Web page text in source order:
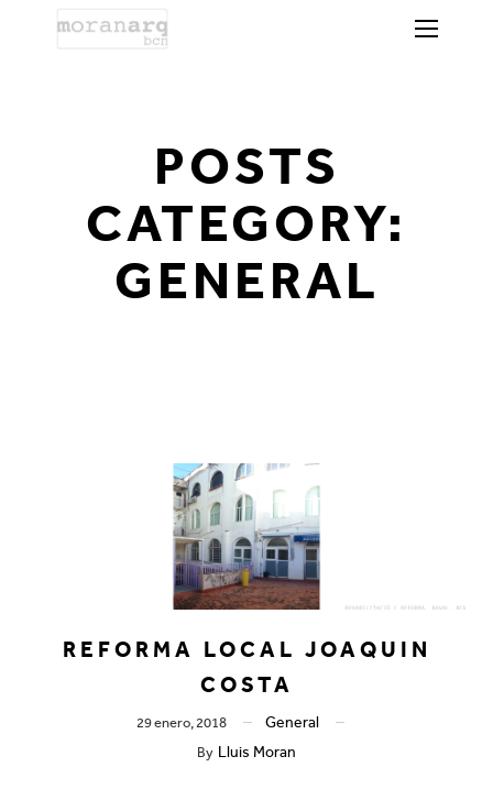
POSTS
CATEGORY:
GENERAL
REFORMA LOCAL JOAQUIN
COSTA
29 enero, 2018 General
By Lluis Moran